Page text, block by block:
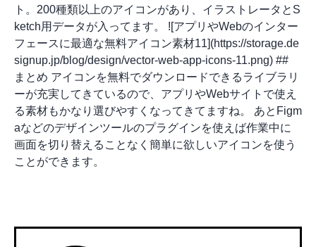
ト。200種類以上のアイコンがあり、イラストレータとS
ketch用データが入ってます。 ![アプリやWebのインター
フェースに最適な無料アイコン素材11](https://storage.de
signup.jp/blog/design/vector-web-app-icons-11.png) ##
まとめ アイコンを無料でダウンロードできるライブラリ
ーが充実してきているので、アプリやWebサイトで使え
る素材もかなり選びやすくなってきてますね。 あとFigm
aなどのデザインツールのプラグインを使えば作業中に
画面を切り替えることなく簡単に欲しいアイコンを使う
ことができます。